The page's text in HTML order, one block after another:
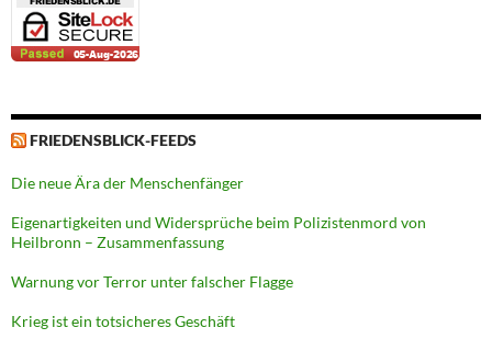
FRIEDENSBLICK-FEEDS
Die neue Ära der Menschenfänger
Eigenartigkeiten und Widersprüche beim Polizistenmord von
Heilbronn – Zusammenfassung
Warnung vor Terror unter falscher Flagge
Krieg ist ein totsicheres Geschäft